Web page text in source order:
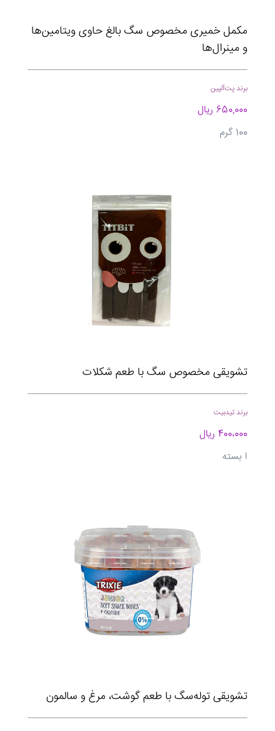
مکمل خمیری مخصوص سگ بالغ حاوی ویتامین‌ها
و مینرال‌ها
برند پت‌آلپین
650,000 ریال
100 گرم
تشویقی مخصوص سگ با طعم شکلات
برند تیدبیت
400،000 ریال
ا بسته
تشویقی توله‌سگ با طعم گوشت، مرغ و سالمون